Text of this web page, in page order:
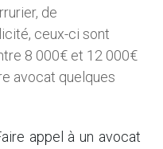
de
ceux-ci sont
8 000€ et 12 000€
avocat quelques
appel à un avocat